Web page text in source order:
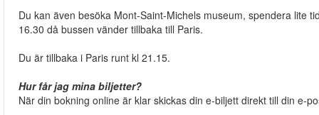
Du kan även besöka Mont-Saint-Michels museum, spendera lite
16.30 då bussen vänder tillbaka till Paris.
Du är tillbaka i Paris runt kl 21.15.
Hur får jag mina biljetter?
När din bokning online är klar skickas din e-biljett direkt till din